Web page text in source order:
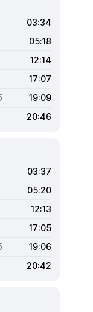
03:34
05:18
12:14
17:07
19:09
20:46
03:37
05:20
12:13
17:05
19:06
20:42